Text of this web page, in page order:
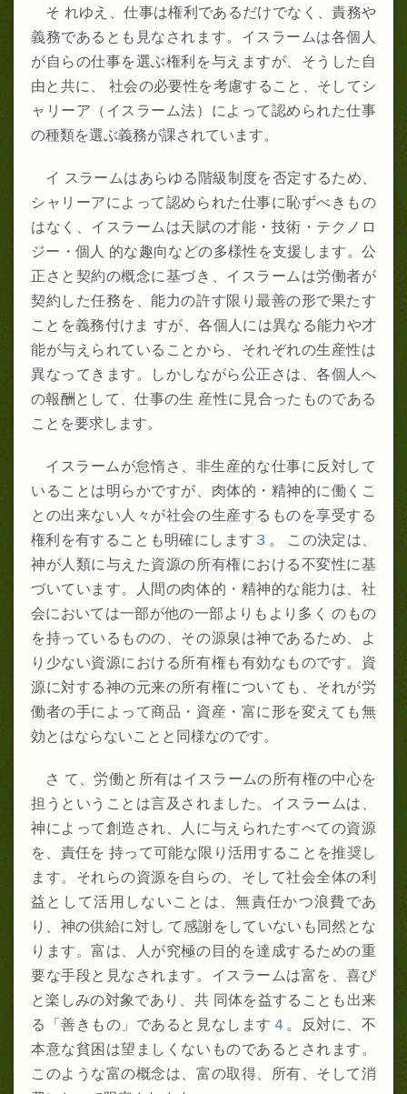
そ れゆえ、仕事は権利であるだけでなく、責務や
義務であるとも見なされます。イスラームは各個人
が自らの仕事を選ぶ権利を与えますが、そうした自
由と共に、 社会の必要性を考慮すること、そしてシ
ャリーア（イスラーム法）によって認められた仕事
の種類を選ぶ義務が課されています。
イ スラームはあらゆる階級制度を否定するため、
シャリーアによって認められた仕事に恥ずべきもの
はなく、イスラームは天賦の才能・技術・テクノロ
ジー・個人 的な趣向などの多様性を支援します。公
正さと契約の概念に基づき、イスラームは労働者が
契約した任務を、能力の許す限り最善の形で果たす
ことを義務付けま すが、各個人には異なる能力や才
能が与えられていることから、それぞれの生産性は
異なってきます。しかしながら公正さは、各個人へ
の報酬として、仕事の生 産性に見合ったものである
ことを要求します。
イスラームが怠惰さ、非生産的な仕事に反対して
いることは明らかですが、肉体的・精神的に働くこ
との出来ない人々が社会の生産するものを享受する
権利を有することも明確にします ３ 。 この決定は、
神が人類に与えた資源の所有権における不変性に基
づいています。人間の肉体的・精神的な能力は、社
会においては一部が他の一部よりもより多く のもの
を持っているものの、その源泉は神であるため、よ
り少ない資源における所有権も有効なものです。資
源に対する神の元来の所有権についても、それが労
働者の手によって商品・資産・富に形を変えても無
効とはならないことと同様なのです。
さ て、労働と所有はイスラームの所有権の中心を
担うということは言及されました。イスラームは、
神によって創造され、人に与えられたすべての資源
を、責任を 持って可能な限り活用することを推奨し
ます。それらの資源を自らの、そして社会全体の利
益として活用しないことは、無責任かつ浪費であ
り、神の供給に対し て感謝をしていないも同然とな
ります。富は、人が究極の目的を達成するための重
要な手段と見なされます。イスラームは富を、喜び
と楽しみの対象であり、共 同体を益することも出来
る「善きもの」であると見なします ４ 。反対に、不
本意な貧困は望ましくないものであるとされます。
このような富の概念は、富の取得、所有、そして消